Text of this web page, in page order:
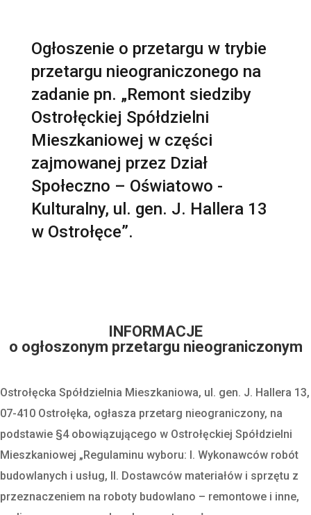
Ogłoszenie o przetargu w trybie
przetargu nieograniczonego na
zadanie pn. „Remont siedziby
Ostrołęckiej Spółdzielni
Mieszkaniowej w części
zajmowanej przez Dział
Społeczno – Oświatowo -
Kulturalny, ul. gen. J. Hallera 13
w Ostrołęce”.
INFORMACJE
o ogłoszonym przetargu nieograniczonym
Ostrołęcka Spółdzielnia Mieszkaniowa, ul. gen. J. Hallera 13,
07-410 Ostrołęka, ogłasza przetarg nieograniczony, na
podstawie §4 obowiązującego w Ostrołęckiej Spółdzielni
Mieszkaniowej „Regulaminu wyboru: I. Wykonawców robót
budowlanych i usług, II. Dostawców materiałów i sprzętu z
przeznaczeniem na roboty budowlano – remontowe i inne,